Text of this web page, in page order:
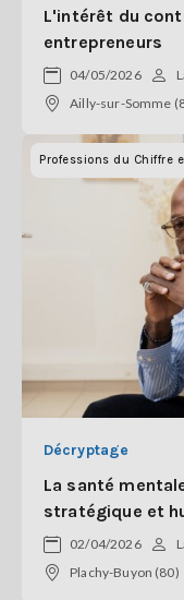
L'intérêt du
entrepreneurs
04/05/2026
Ailly-sur-Somme
Professions du Chiffre
Décryptage
La santé
stratégique et
02/04/2026
Plachy-Buyon (80)